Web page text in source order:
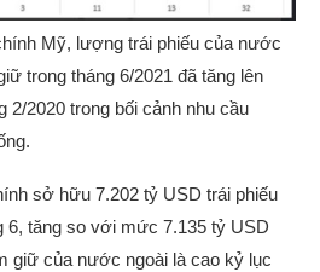
Mỹ, lượng trái phiếu của nước
trong tháng 6/2021 đã tăng lên
2/2020 trong bối cảnh nhu cầu
sở hữu 7.202 tỷ USD trái phiếu
6, tăng so với mức 7.135 tỷ USD
giữ của nước ngoài là cao kỷ lục